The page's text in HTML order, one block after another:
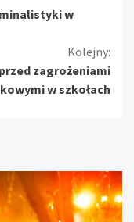
w
Kolejny:
zagrożeniami
w szkołach